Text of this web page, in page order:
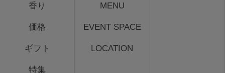
香り
価格
ギフト
特集
MENU
EVENT SPACE
LOCATION